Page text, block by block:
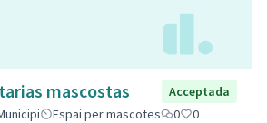
mascostas
Acceptada
Espai per mascotes 0 0